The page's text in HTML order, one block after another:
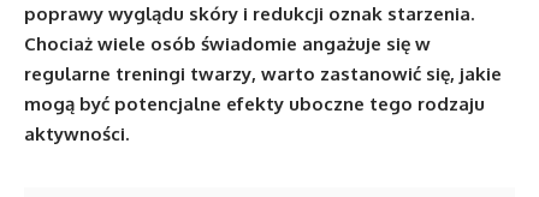
poprawy wyglądu skóry i redukcji oznak starzenia.
Chociaż wiele osób świadomie angażuje się w
regularne treningi twarzy, warto zastanowić się, jakie
mogą być potencjalne efekty uboczne tego rodzaju
aktywności.